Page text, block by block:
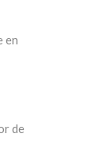
en
de